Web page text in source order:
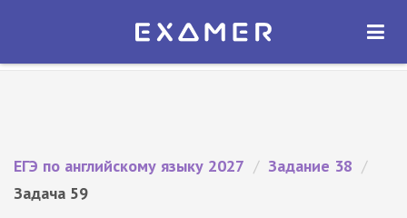
Экзамер — ЕГЭ 2027
ОТКРЫТЬ
ЕГЭ по английскому языку 2027 / Задание 38 /
Задача 59